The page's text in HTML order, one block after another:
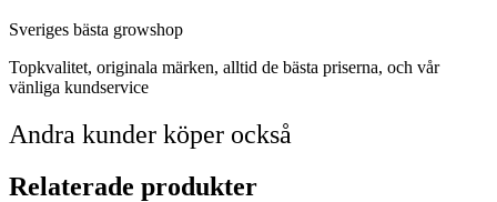
Sveriges bästa growshop
Topkvalitet, originala märken, alltid de bästa priserna, och vår
vänliga kundservice
Andra kunder köper också
Relaterade produkter